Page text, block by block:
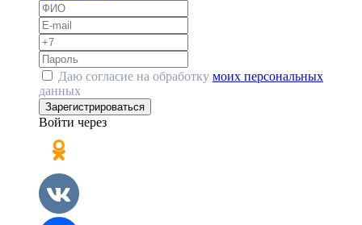
Даю согласие на обработку моих персональных
данных
Зарегистрироваться
Войти через